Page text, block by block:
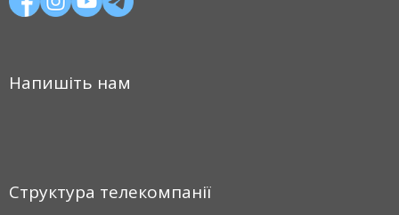
Напишіть нам
Структура телекомпанії